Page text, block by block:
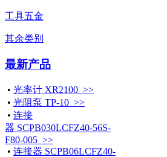
工具五金
其余类别
最新产品
• 光率计 XR2100 >>
• 光阻泵 TP-10 >>
• 连接
器 SCPB030LCFZ40-56S-
F80-005 >>
• 连接器 SCPB06LCFZ40-